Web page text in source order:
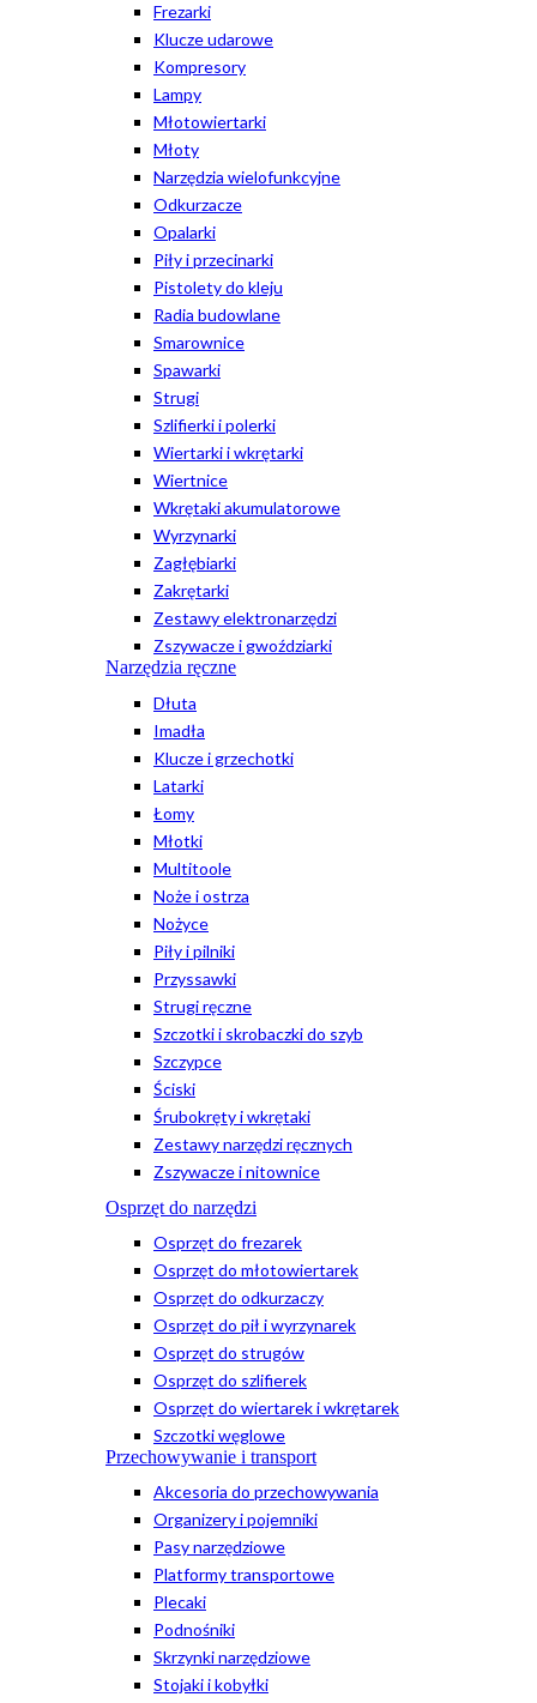
Frezarki
Klucze udarowe
Kompresory
Lampy
Młotowiertarki
Młoty
Narzędzia wielofunkcyjne
Odkurzacze
Opalarki
Piły i przecinarki
Pistolety do kleju
Radia budowlane
Smarownice
Spawarki
Strugi
Szlifierki i polerki
Wiertarki i wkrętarki
Wiertnice
Wkrętaki akumulatorowe
Wyrzynarki
Zagłębiarki
Zakrętarki
Zestawy elektronarzędzi
Zszywacze i gwoździarki
Narzędzia ręczne
Dłuta
Imadła
Klucze i grzechotki
Latarki
Łomy
Młotki
Multitoole
Noże i ostrza
Nożyce
Piły i pilniki
Przyssawki
Strugi ręczne
Szczotki i skrobaczki do szyb
Szczypce
Ściski
Śrubokręty i wkrętaki
Zestawy narzędzi ręcznych
Zszywacze i nitownice
Osprzęt do narzędzi
Osprzęt do frezarek
Osprzęt do młotowiertarek
Osprzęt do odkurzaczy
Osprzęt do pił i wyrzynarek
Osprzęt do strugów
Osprzęt do szlifierek
Osprzęt do wiertarek i wkrętarek
Szczotki węglowe
Przechowywanie i transport
Akcesoria do przechowywania
Organizery i pojemniki
Pasy narzędziowe
Platformy transportowe
Plecaki
Podnośniki
Skrzynki narzędziowe
Stojaki i kobyłki